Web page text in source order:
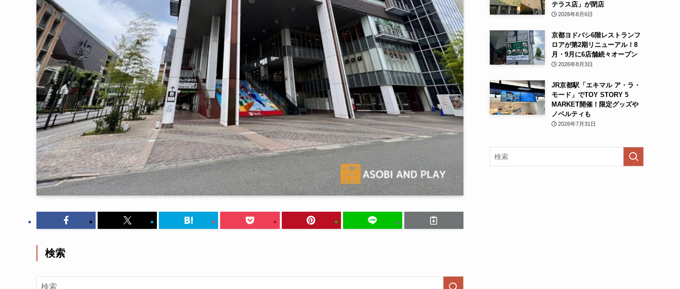
検索
テラス店」が閉店
2026年8月6日
京都ヨドバシ6階レストランフ
ロアが第2期リニューアル！8
月・9月に6店舗続々オープン
2026年8月3日
JR京都駅「エキマル ア・ラ・
モード」でTOY STORY 5
MARKET開催！限定グッズや
ノベルティも
2026年7月31日